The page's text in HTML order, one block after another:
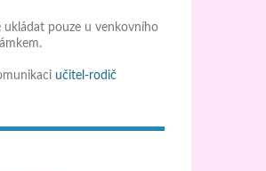
pouze u venkovního
učitel-rodič